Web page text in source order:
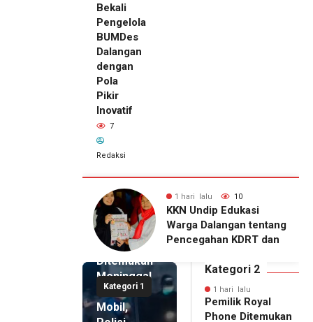
Bekali
Pengelola
BUMDes
Dalangan
dengan
Pola
Pikir
Inovatif
7
Redaksi
1 hari lalu 7
KKN Undip Bekali
Pengelola BUMDes
Dalangan dengan Pola
Kategori 1
1 hari lalu
Pemilik
Royal
Phone
Ditemukan
Meninggal
di Dalam
Mobil,
Kategori 2
1 hari lalu
Pemilik Royal
Phone Ditemukan